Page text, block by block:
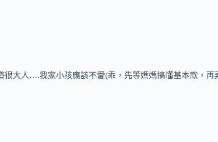
大人….我家小孩應該不愛(乖，先等媽媽搞懂基本款，再